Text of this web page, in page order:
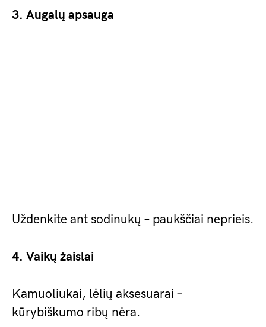
3. Augalų apsauga
Uždenkite ant sodinukų – paukščiai neprieis.
4. Vaikų žaislai
Kamuoliukai, lėlių aksesuarai –
kūrybiškumo ribų nėra.